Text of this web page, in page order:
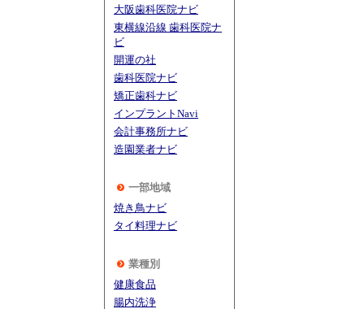
大阪歯科医院ナビ
東横線沿線 歯科医院ナ
ビ
開運の社
歯科医院ナビ
矯正歯科ナビ
インプラントNavi
会計事務所ナビ
造園業者ナビ
一部地域
焼き鳥ナビ
タイ料理ナビ
業種別
健康食品
腸内洗浄